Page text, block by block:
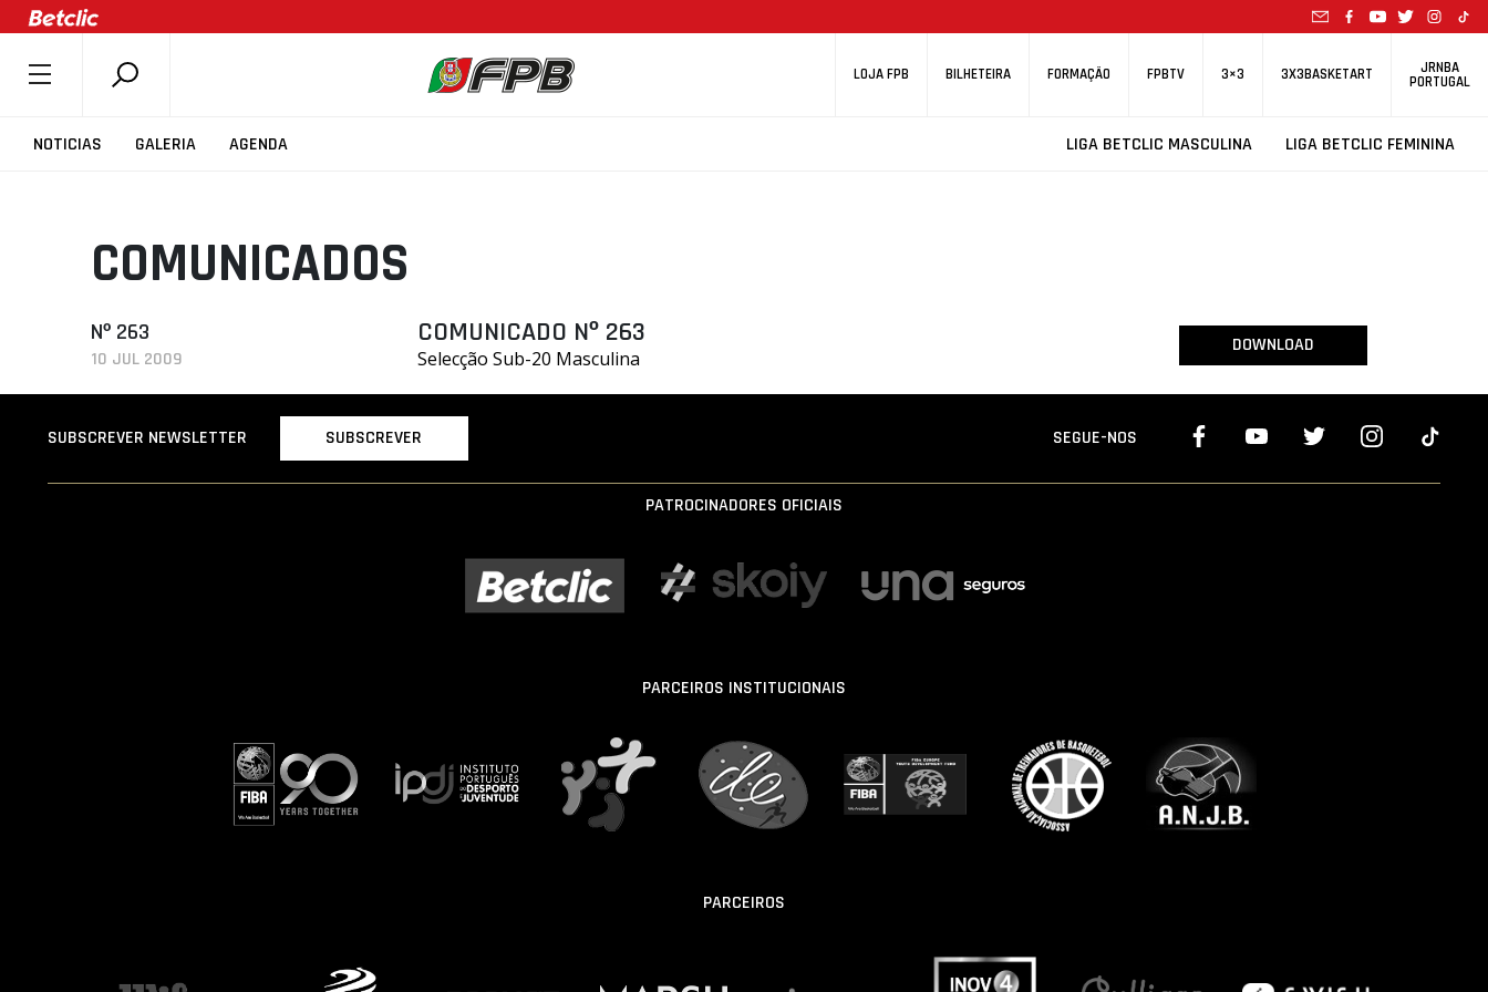
LOJA FPB BILHETEIRA FORMAÇÃO FPBTV 3×3 3X3BASKETART JRNBA
PORTUGAL
NOTICIAS GALERIA AGENDA LIGA BETCLIC MASCULINA LIGA BETCLIC FEMININA
SOBRE A FPB
COMPETIÇÕES
ASSOCIAÇÕES
CLUBES
AGENTES
SELEÇÕES
MINIBASQUETE
COMUNICADOS
Nº 263
10 JUL 2009
COMUNICADO Nº 263
Selecção Sub-20 Masculina
DOWNLOAD
SUBSCREVER NEWSLETTER SUBSCREVER SEGUE-NOS
PATROCINADORES OFICIAIS
PARCEIROS INSTITUCIONAIS
PARCEIROS